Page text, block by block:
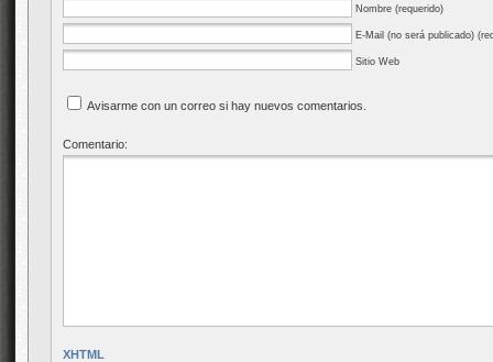
Nombre (requerido)
E-Mail (no será publicado)
Sitio Web
Avisarme con un correo si hay nuevos comentarios.
Comentario:
XHTML